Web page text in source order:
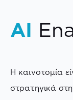
AI
Η καινοτομία
στρατηγικά